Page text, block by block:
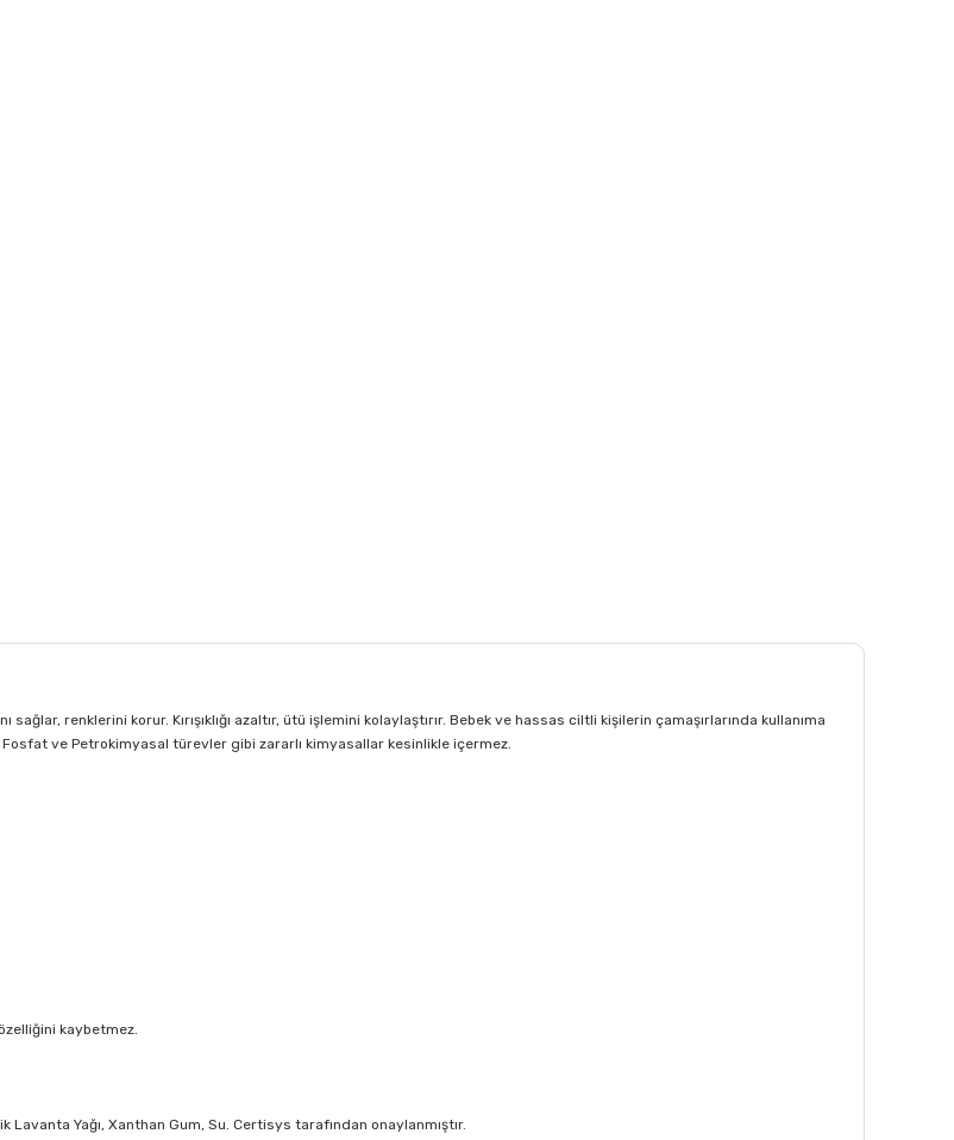
sağlar, renklerini korur. Kırışıklığı azaltır, ütü işlemini kolaylaştırır. Bebek ve hassas ciltli kişilerin çamaşırlarında kullanıma
ve Petrokimyasal türevler gibi zararlı kimyasallar kesinlikle içermez.
kaybetmez.
Yağı, Xanthan Gum, Su. Certisys tarafından onaylanmıştır.